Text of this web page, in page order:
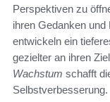
Perspektiven zu
ihren Gedanken
entwickeln ein
gezielter an ihren
Wachstum schafft
Selbstverbesserung.